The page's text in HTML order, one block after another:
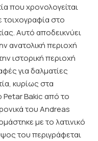
που χρονολογείται
τοιχογραφία στο
Αυτό αποδεικνύει
ανατολική περιοχή
ιστορική περιοχή
για δαλματίες
κυρίως στα
Petar Bakic από το
του Andreas
με το λατινικό
του περιγράφεται